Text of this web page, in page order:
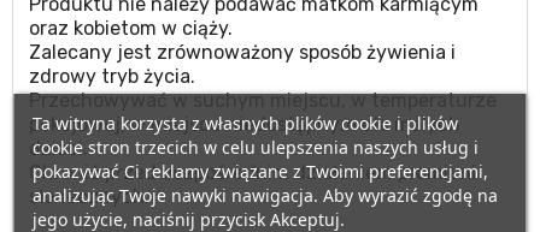
Produktu nie należy podawać matkom karmiącym
oraz kobietom w ciąży.
Zalecany jest zrównoważony sposób żywienia i
zdrowy tryb życia.
Przechowywać w suchym miejscu, w temperaturze
pokojowej, w miejscu niedostępnym dla małych
dzieci.
Chronić przed bezpośrednim działaniem promieni
słonecznych.
Ta witryna korzysta z własnych plików cookie i plików
cookie stron trzecich w celu ulepszenia naszych usług i
pokazywać Ci reklamy związane z Twoimi preferencjami,
analizując Twoje nawyki nawigacja. Aby wyrazić zgodę na
jego użycie, naciśnij przycisk Akceptuj.